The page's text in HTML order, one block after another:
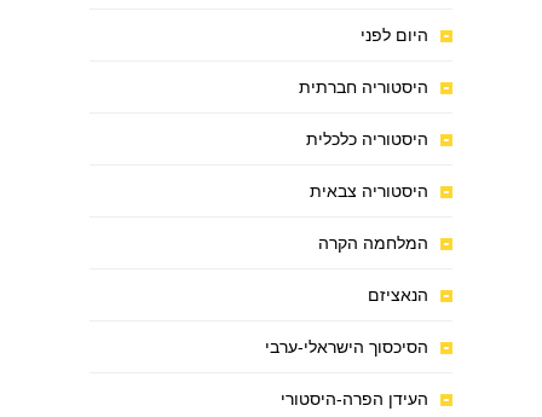
היום לפני
היסטוריה חברתית
היסטוריה כלכלית
היסטוריה צבאית
המלחמה הקרה
הנאציזם
הסיכסוך הישראלי-ערבי
העידן הפרה-היסטורי